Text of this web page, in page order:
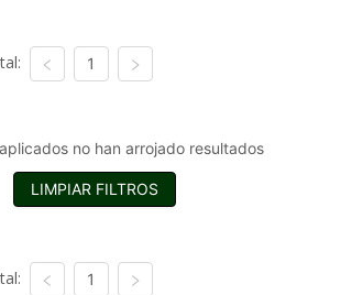
1
no han arrojado resultados
LIMPIAR FILTROS
1